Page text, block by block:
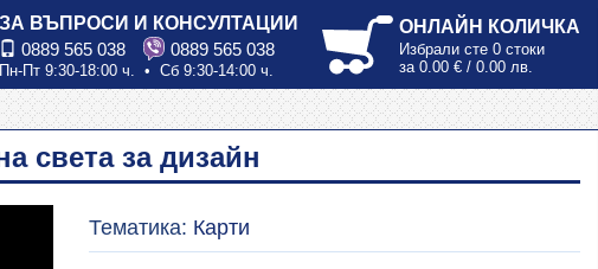
ЗА ВЪПРОСИ И КОНСУЛТАЦИИ
0889 565 038
0889 565 038
Пн-Пт 9:30-18:00 ч. • Сб 9:30-14:00 ч.
ОНЛАЙН КОЛИЧКА
Избрали сте 0 стоки
за 0.00 € / 0.00 лв.
света за дизайн
Тематика: Карти